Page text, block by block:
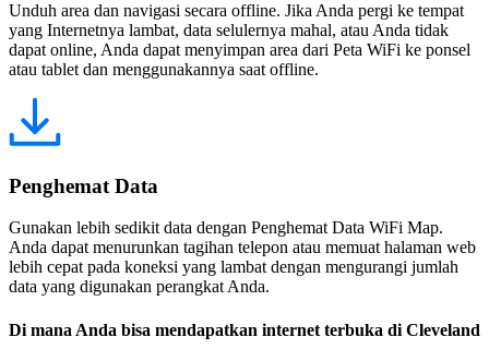
Unduh area dan navigasi secara offline. Jika Anda pergi ke tempat
yang Internetnya lambat, data selulernya mahal, atau Anda tidak
dapat online, Anda dapat menyimpan area dari Peta WiFi ke ponsel
atau tablet dan menggunakannya saat offline.
Penghemat Data
Gunakan lebih sedikit data dengan Penghemat Data WiFi Map.
Anda dapat menurunkan tagihan telepon atau memuat halaman web
lebih cepat pada koneksi yang lambat dengan mengurangi jumlah
data yang digunakan perangkat Anda.
Di mana Anda bisa mendapatkan internet terbuka di Cleveland